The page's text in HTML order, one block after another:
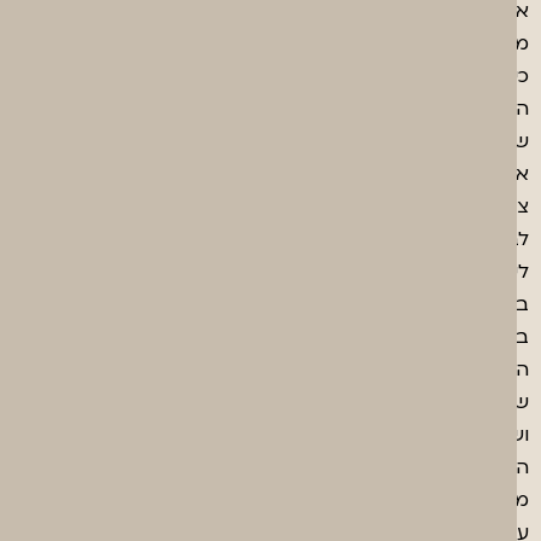
אנחנו
מאמינים
כי
הפנימיות
של
אדם
צריכה
לבוא
ליידי
ביטוי
בעיצוב
הסביבה
שלו
ושעיצוב
הסביבה
משפיע
על